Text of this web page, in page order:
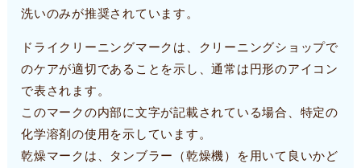
洗いのみが推奨されています。
ドライクリーニングマークは、クリーニングショップで
のケアが適切であることを示し、通常は円形のアイコン
で表されます。
このマークの内部に文字が記載されている場合、特定の
化学溶剤の使用を示しています。
乾燥マークは、タンブラー（乾燥機）を用いて良いかど